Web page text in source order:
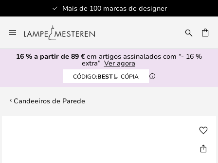
Mais de 100 marcas de designer
para
o
Conteúdo
16 % a partir de 89 € em artigos assinalados com “- 16 %
extra” Ver agora
CÓDIGO:BEST CÓPIA
Candeeiros de Parede